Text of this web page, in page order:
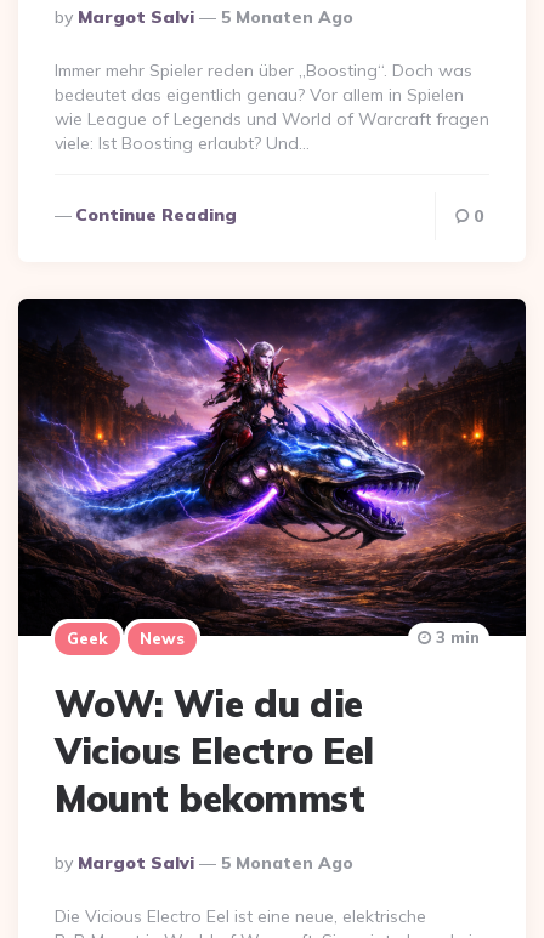
Posted
By
By Margot Salvi 5 Monaten Ago
Immer mehr Spieler reden über „Boosting“. Doch was
bedeutet das eigentlich genau? Vor allem in Spielen
wie League of Legends und World of Warcraft fragen
viele: Ist Boosting erlaubt? Und…
Continue Reading 0
Geek News
WoW: Wie du die
Vicious Electro Eel
Mount bekommst
Posted
By
By Margot Salvi 5 Monaten Ago
3 min
Die Vicious Electro Eel ist eine neue, elektrische